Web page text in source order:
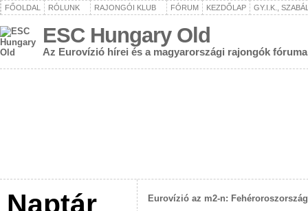
FŐOLDAL RÓLUNK RAJONGÓI KLUB FÓRUM KEZDŐLAP GY.I.K.,
ESC Hungary Old
Az Eurovízió hírei és a magyarországi rajongók fóruma
Naptár Eurovízió az m2-n: Fehéroroszország